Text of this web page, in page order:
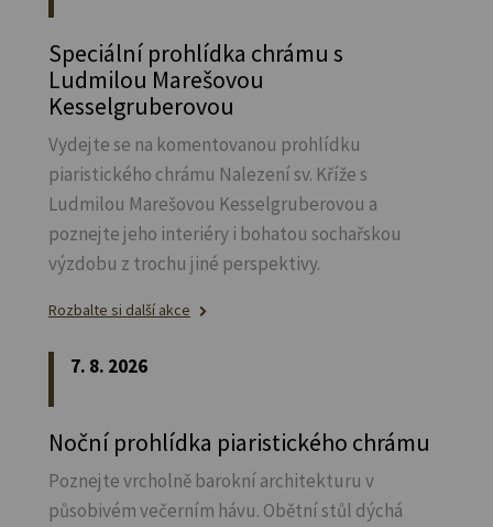
Speciální prohlídka chrámu s
Ludmilou Marešovou
Kesselgruberovou
Vydejte se na komentovanou prohlídku
piaristického chrámu Nalezení sv. Kříže s
Ludmilou Marešovou Kesselgruberovou a
poznejte jeho interiéry i bohatou sochařskou
výzdobu z trochu jiné perspektivy.
Rozbalte si další akce
7. 8. 2026
Noční prohlídka piaristického chrámu
Poznejte vrcholně barokní architekturu v
působivém večerním hávu. Obětní stůl dýchá